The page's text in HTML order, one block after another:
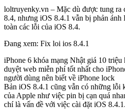
loltruyenky.vn – Mặc dù được tung ra
8.4, nhưng iOS 8.4.1 vẫn bị phản ánh
toàn các lỗi của iOS 8.4.
Đang xem: Fix loi ios 8.4.1
iPhone 6 khóa mạng Nhật giá 10
duyệt web miễn phí tốt nhất cho
người dùng nên biết về iPhone lock
Bản iOS 8.4.1 cũng vẫn có những lỗi
của Apple như việc pin bị cạn quá
chí là vấn đề với việc cài đặt iOS 8.4.1.